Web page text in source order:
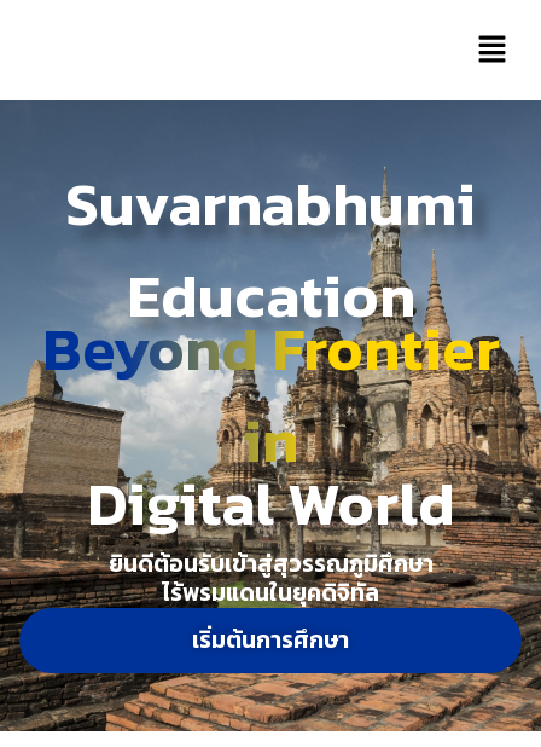
Suvarnabhumi
Education
Beyond Frontier
in
Digital World
ยินดีต้อนรับเข้าสู่สุวรรณภูมิศึกษา
ไร้พรมแดนในยุคดิจิทัล
เริ่มต้นการศึกษา